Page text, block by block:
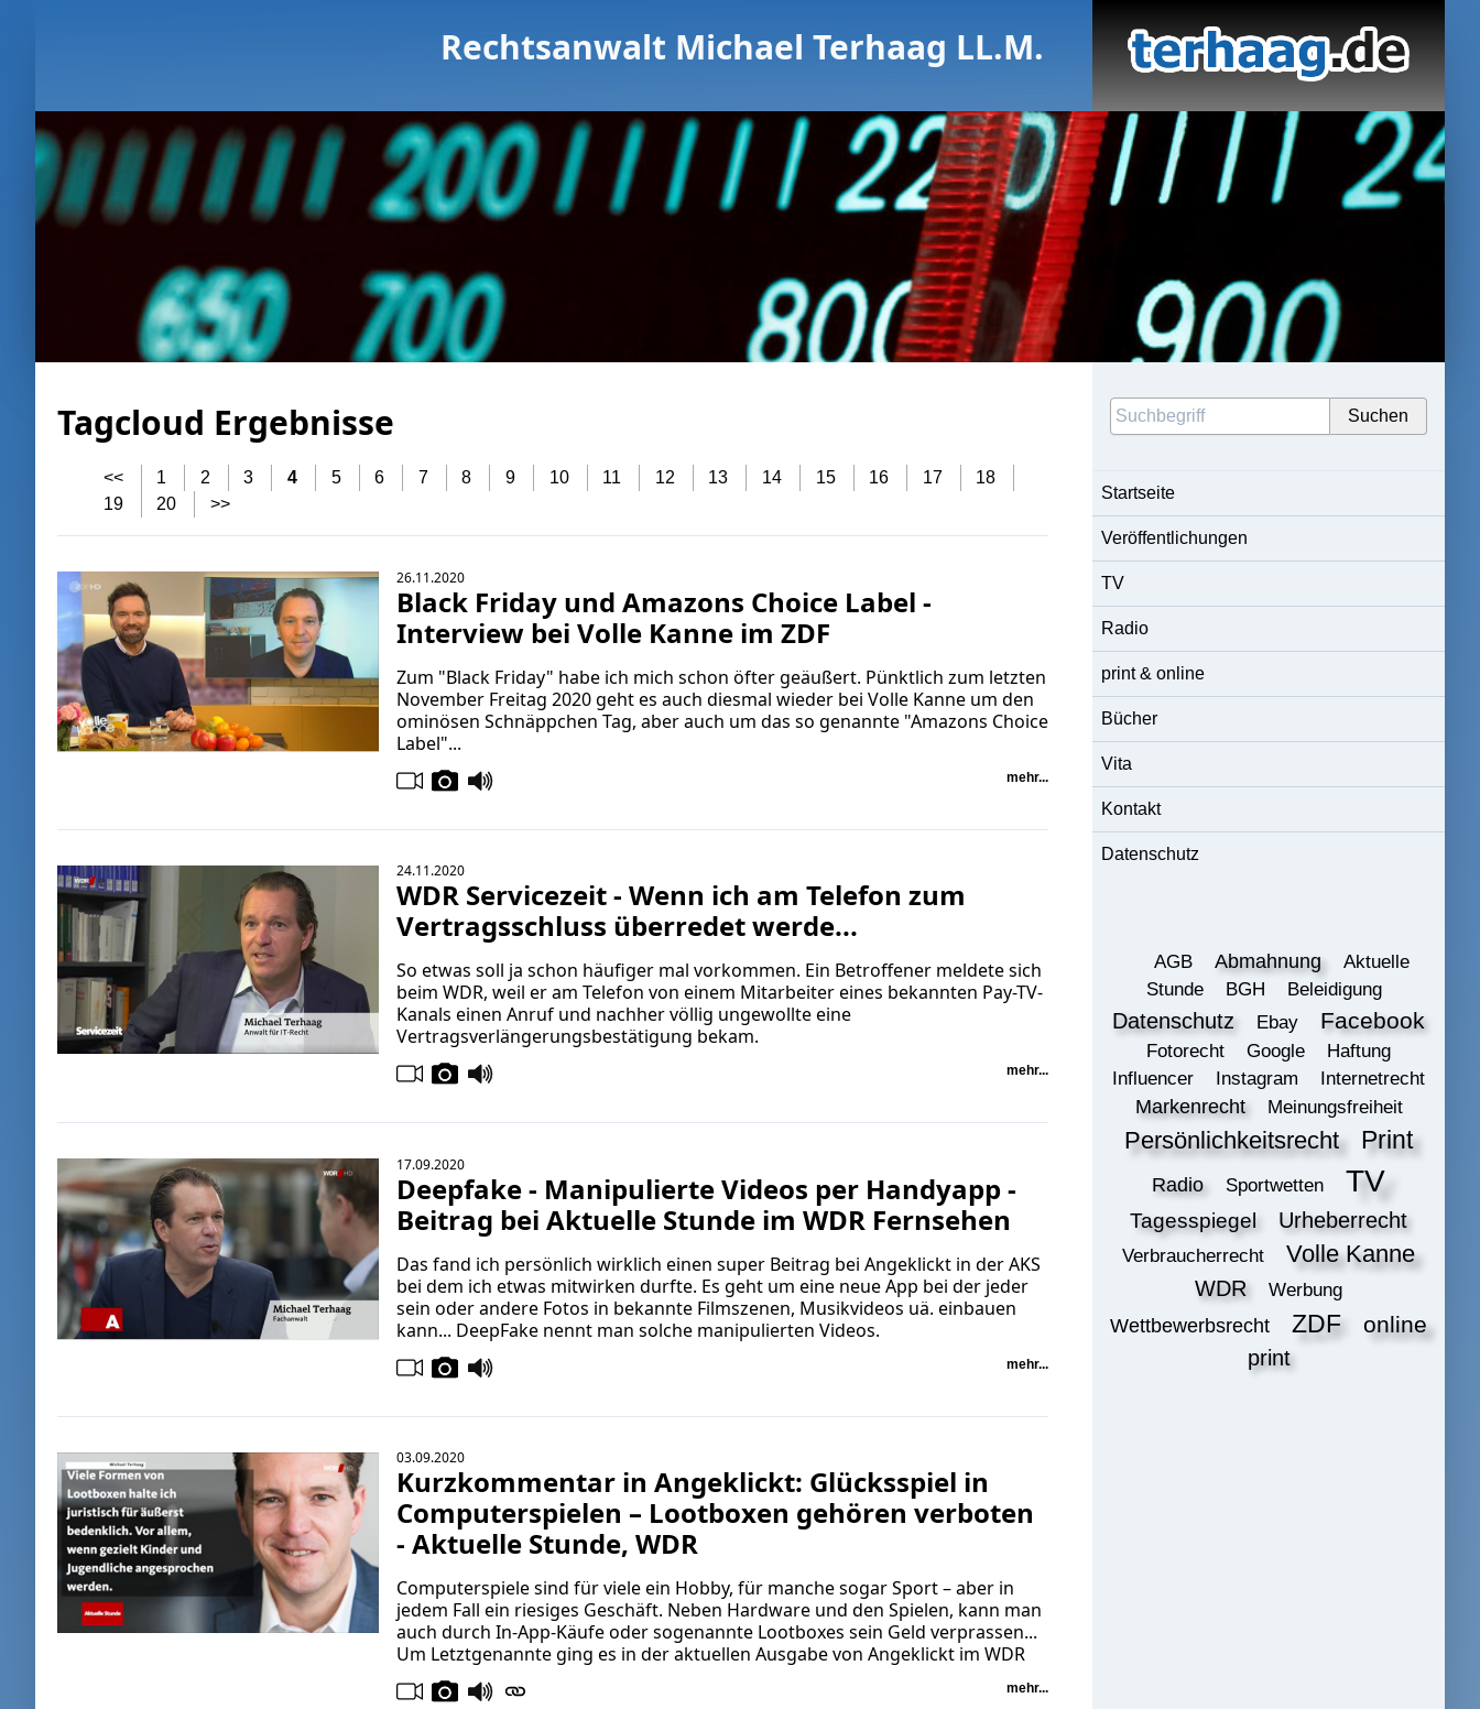
Rechtsanwalt Michael Terhaag LL.M.
Tagcloud Ergebnisse
<< 1 2 3 4 5 6 7 8 9 10 11 12 13 14 15 16 17
18
19
20 >>
26.11.2020
Black Friday und Amazons Choice Label -
Interview bei Volle Kanne im ZDF
Zum "Black Friday" habe ich mich schon öfter geäußert. Pünktlich zum letzten
November Freitag 2020 geht es auch diesmal wieder bei Volle Kanne um den
ominösen Schnäppchen Tag, aber auch um das so genannte "Amazons Choice
Label"...
mehr...
24.11.2020
WDR Servicezeit - Wenn ich am Telefon zum
Vertragsschluss überredet werde...
So etwas soll ja schon häufiger mal vorkommen. Ein Betroffener meldete sich
beim WDR, weil er am Telefon von einem Mitarbeiter eines bekannten Pay-TV-
Kanals einen Anruf und nachher völlig ungewollte eine
Vertragsverlängerungsbestätigung bekam.
mehr...
17.09.2020
Deepfake - Manipulierte Videos per Handyapp -
Beitrag bei Aktuelle Stunde im WDR Fernsehen
Das fand ich persönlich wirklich einen super Beitrag bei Angeklickt in der AKS
bei dem ich etwas mitwirken durfte. Es geht um eine neue App bei der jeder
sein oder andere Fotos in bekannte Filmszenen, Musikvideos uä. einbauen
kann... DeepFake nennt man solche manipulierten Videos.
mehr...
03.09.2020
Kurzkommentar in Angeklickt: Glücksspiel in
Computerspielen – Lootboxen gehören verboten
- Aktuelle Stunde, WDR
Computerspiele sind für viele ein Hobby, für manche sogar Sport – aber in
jedem Fall ein riesiges Geschäft. Neben Hardware und den Spielen, kann man
auch durch In-App-Käufe oder sogenannte Lootboxes sein Geld verprassen...
Um Letztgenannte ging es in der aktuellen Ausgabe von Angeklickt im WDR
mehr...
Startseite
Veröffentlichungen
TV
Radio
print & online
Bücher
Vita
Kontakt
Datenschutz
AGB Abmahnung
Aktuelle
Stunde
BGH Beleidigung
Datenschutz Ebay Facebook
Fotorecht Google
Haftung
Influencer
Instagram Internetrecht
Markenrecht Meinungsfreiheit
Persönlichkeitsrecht Print
Radio Sportwetten TV
Tagesspiegel Urheberrecht
Verbraucherrecht Volle Kanne
WDR Werbung
Wettbewerbsrecht ZDF online
print